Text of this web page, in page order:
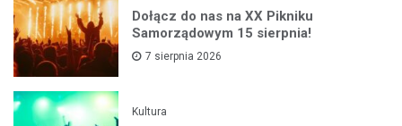
Dołącz do nas na XX Pikniku
Samorządowym 15 sierpnia!
7 sierpnia 2026
Kultura